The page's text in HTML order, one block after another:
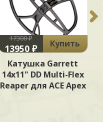
17300 ₽
13950 ₽
Купить
Катушка Garrett
14x11" DD Multi-Flex
Reaper для ACE Apex